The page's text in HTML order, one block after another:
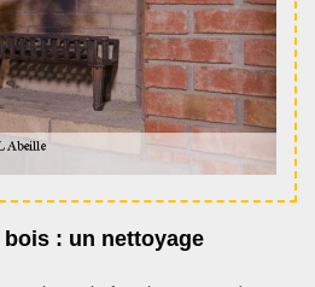
: un nettoyage